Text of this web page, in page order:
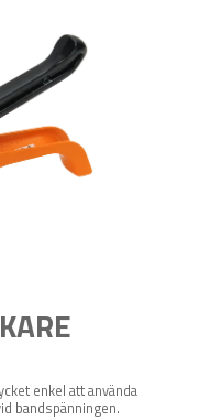
enkel att använda
bandspänningen.